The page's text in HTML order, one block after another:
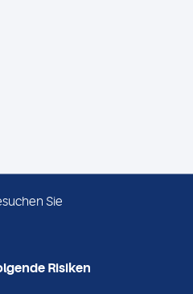
Labor
Sie
Risiken